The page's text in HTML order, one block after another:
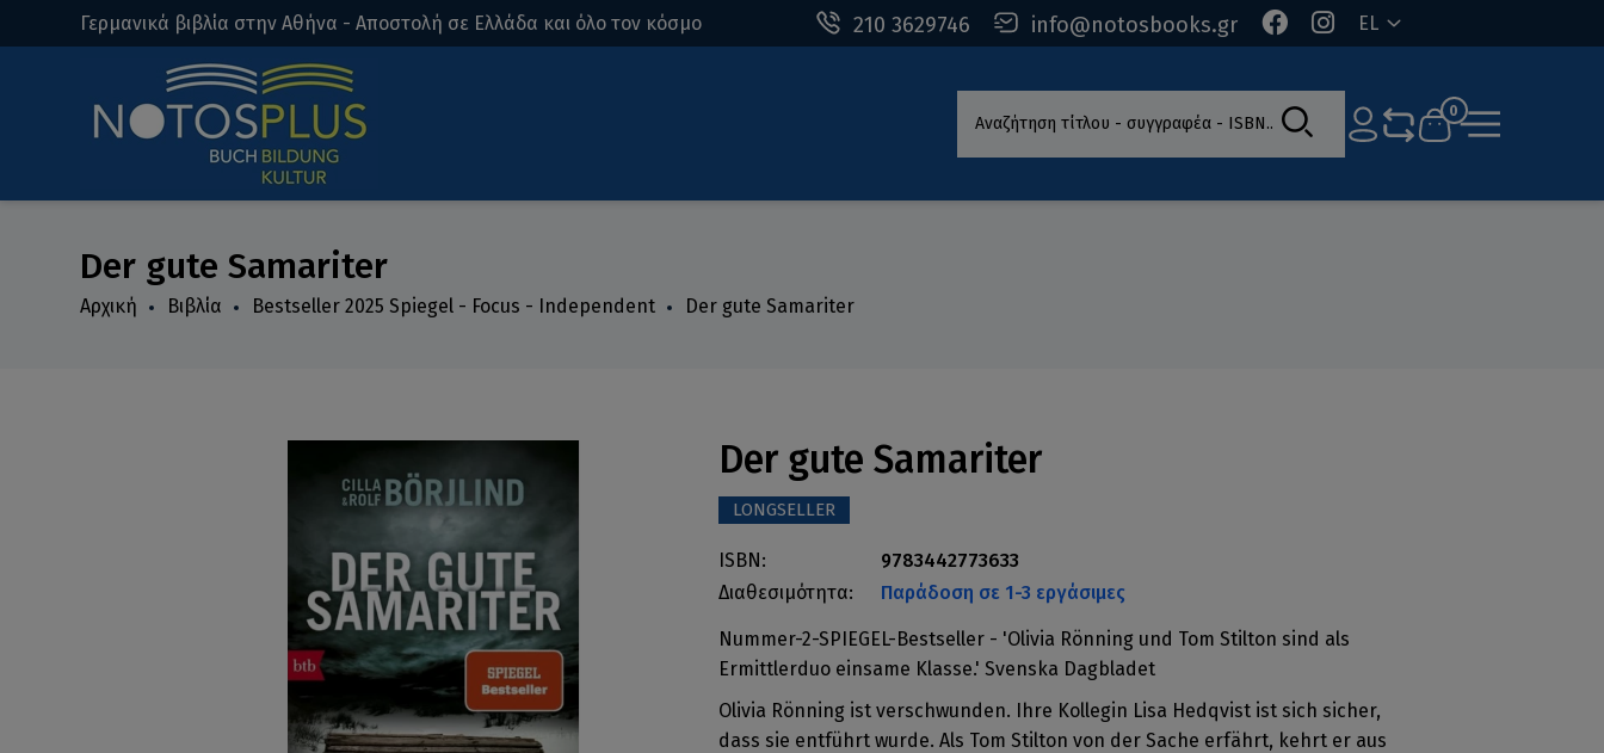
210 3629746 info@notosbooks.gr EL
Γερμανικά βιβλία στην Αθήνα - Αποστολή σε Ελλάδα και όλο τον κόσμο
Αναζήτηση τίτλου - συγγραφέα - ISBN 0
Der gute Samariter
Αρχική Βιβλία Bestseller 2025 Spiegel - Focus - Independent Der gute Samariter
Der gute Samariter
LONGSELLER
ISBN:
9783442773633
Διαθεσιμότητα:
Παράδοση σε 1-3 εργάσιμες
Nummer-2-SPIEGEL-Bestseller - 'Olivia Rönning und Tom Stilton sind als
Ermittlerduo einsame Klasse.' Svenska Dagbladet
Olivia Rönning ist verschwunden. Ihre Kollegin Lisa Hedqvist ist sich sicher,
dass sie entführt wurde. Als Tom Stilton von der Sache erfährt, kehrt er aus